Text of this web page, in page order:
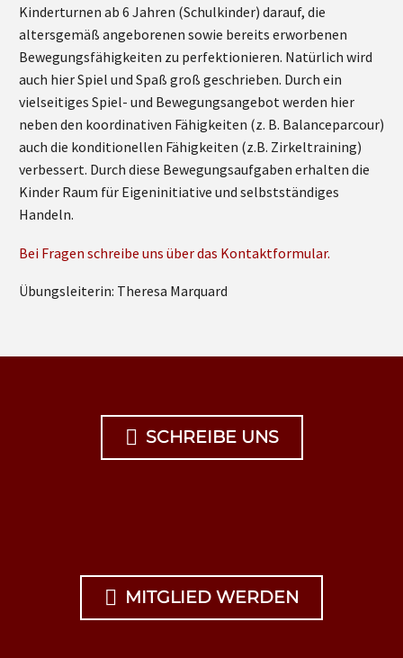
Kinderturnen ab 6 Jahren (Schulkinder) darauf, die
altersgemäß angeborenen sowie bereits erworbenen
Bewegungsfähigkeiten zu perfektionieren. Natürlich wird
auch hier Spiel und Spaß groß geschrieben. Durch ein
vielseitiges Spiel- und Bewegungsangebot werden hier
neben den koordinativen Fähigkeiten (z. B. Balanceparcour)
auch die konditionellen Fähigkeiten (z.B. Zirkeltraining)
verbessert. Durch diese Bewegungsaufgaben erhalten die
Kinder Raum für Eigeninitiative und selbstständiges
Handeln.
Bei Fragen schreibe uns über das Kontaktformular.
Übungsleiterin: Theresa Marquard
 SCHREIBE UNS
 MITGLIED WERDEN